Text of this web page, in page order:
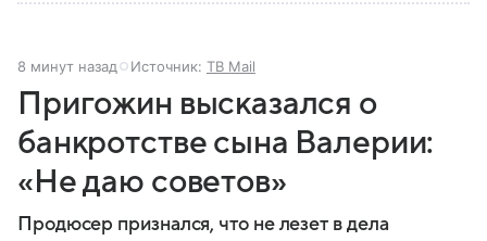
8 минут назад Источник: ТВ Mail
Пригожин высказался о
банкротстве сына Валерии:
«Не даю советов»
Продюсер признался, что не лезет в дела